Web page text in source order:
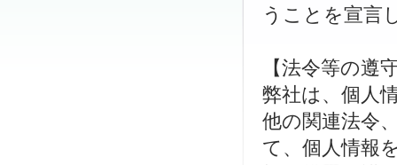
うことを宣言
【法令等の遵
弊社は、個人
他の関連法令
て、個人情報